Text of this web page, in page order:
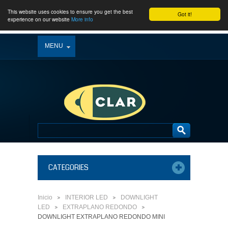
Got it!
This website uses cookies to ensure you get the best
experience on our website More info
MENU
CATEGORIES
Inicio
INTERIOR LED
>
DOWNLIGHT
LED
>
EXTRAPLANO REDONDO
>
DOWNLIGHT EXTRAPLANO REDONDO MINI